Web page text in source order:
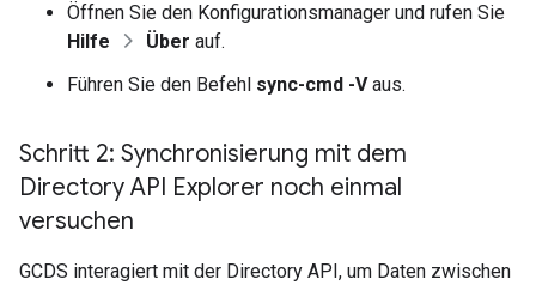
Öffnen Sie den Konfigurationsmanager und rufen Sie
Hilfe
Über auf.
Führen Sie den Befehl sync-cmd -Vaus.
Schritt 2: Synchronisierung mit dem
Directory API Explorer noch einmal
versuchen
GCDS interagiert mit der Directory API, um Daten zwischen